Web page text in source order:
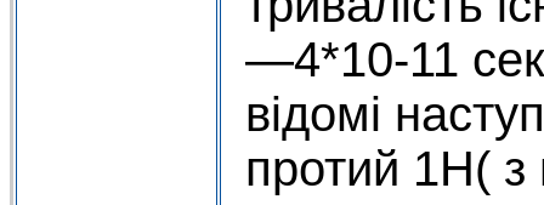
—4*10-11
відомі
протий 1Н( з